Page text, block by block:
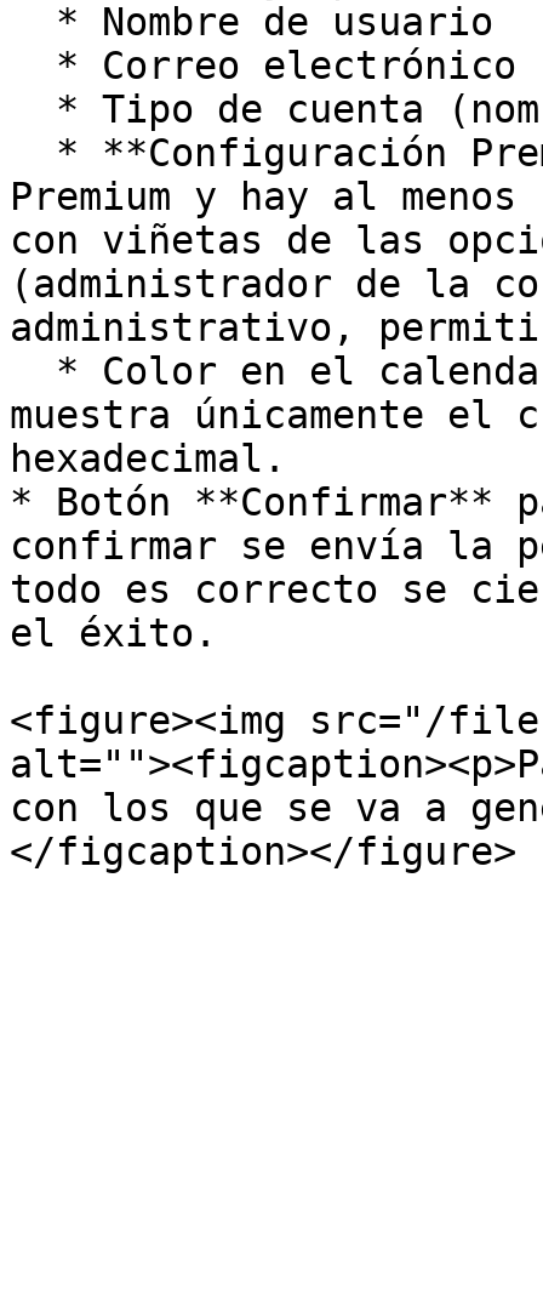
Premium y hay al
con viñetas de las
(administrador de la
administrativo,
muestra únicamente el
hexadecimal.
* Botón **Confirmar**
confirmar se envía
todo es correcto se
el éxito.
<figure><img src="/files/
con los que se va a